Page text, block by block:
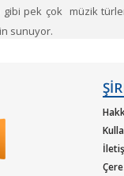
pek çok müzik
sunuyor.